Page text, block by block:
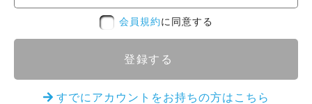
会員規約に同意する
登録する
すでにアカウントをお持ちの方はこちら